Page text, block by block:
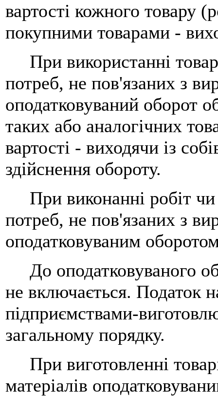
вартості кожного товару
покупними товарами -
При використанні
потреб, не пов'язаних з
оподатковуваний оборот
таких або аналогічних
вартості - виходячи із
здійснення обороту.
При виконанні робіт чи
потреб, не пов'язаних з
оподатковуваним
До оподатковуваного
не включається. Податок
підприємствами-
загальному порядку.
При виготовленні
матеріалів